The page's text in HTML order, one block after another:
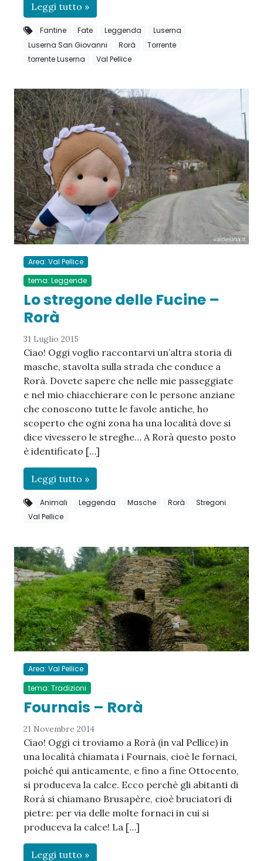
Leggi tutto »
Fantine Fate Leggenda
Luserna
Luserna San Giovanni
Rorà
Torrente
torrente Luserna
Val Pellice
Area: Val Pellice
tema: Leggende
Lo stregone delle Fucine –
Rorà
31 Luglio 2015
Ciao! Oggi voglio raccontarvi un’altra storia di
masche, stavolta sulla strada che conduce a
Rorà. Dovete sapere che nelle mie passeggiate
e nel mio chiacchierare con le persone anziane
che conoscono tutte le favole antiche, ho
scoperto che ogni zona ha una località dove si
dice vivessero le streghe… A Rorà questo posto
è identificato […]
Leggi tutto »
Animali Leggenda Masche Rorà
Stregoni
Val Pellice
Area: Val Pellice
tema: Tradizioni
Fournais – Rorà
21 Novembre 2014
Ciao! Oggi ci troviamo a Rorà (in val Pellice) in
una località chiamata i Fournais, cioè le fornaci,
poiché qui anticamente, e fino a fine Ottocento,
si produceva la calce. Ecco perchè gli abitanti di
Rorà si chiamano Brusapère, cioè bruciatori di
pietre: per via delle molte fornaci in cui si
produceva la calce! La […]
Leggi tutto »